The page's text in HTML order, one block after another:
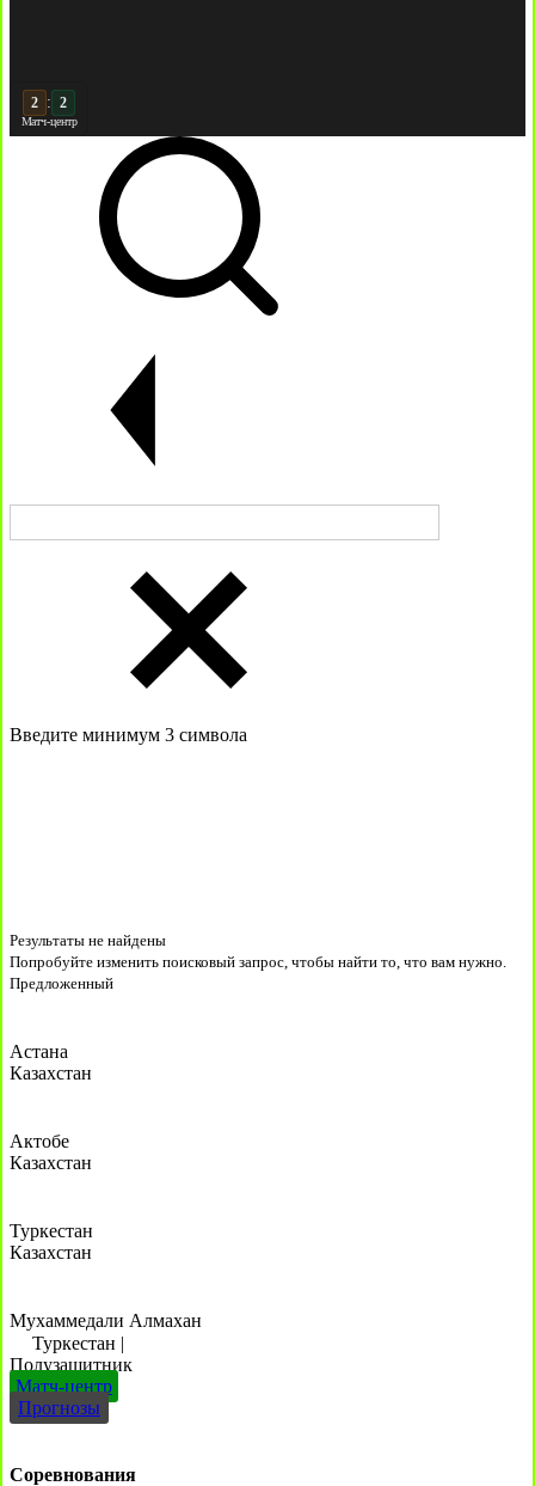
3 : 2
Матч-центр
Введите минимум 3 символа
Результаты не найдены
Попробуйте изменить поисковый запрос, чтобы найти то, что вам нужно.
Предложенный
Астана
Казахстан
Актобе
Казахстан
Туркестан
Казахстан
Мухаммедали Алмахан
Туркестан |
Полузащитник
Матч-центр
Прогнозы
Соревнования